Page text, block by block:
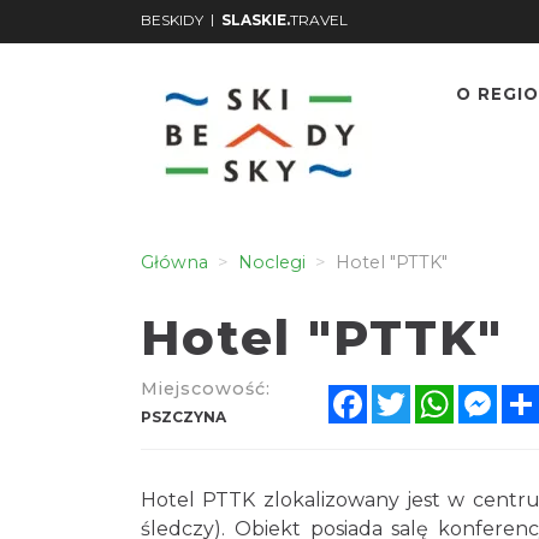
BESKIDY | SLASKIE.TRAVEL
O
Główna Noclegi Hotel "PTTK"
Hotel "PTTK"
Miejscowość:
PSZCZYNA
FacebookTwitter
Hotel PTTK zlokalizowany jest w
śledczy). Obiekt posiada salę